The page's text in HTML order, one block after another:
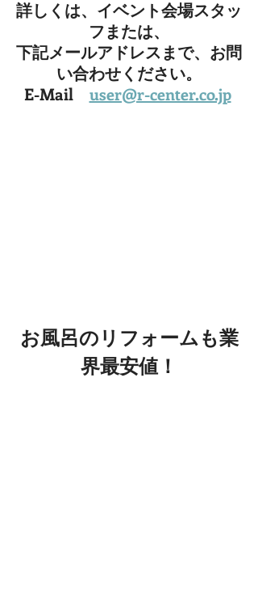
詳しくは、イベント会場スタッ
フまたは、
下記メールアドレスまで、お問
い合わせください。
E-Mail user@r-center.co.jp
お風呂のリフォームも業
界最安値！